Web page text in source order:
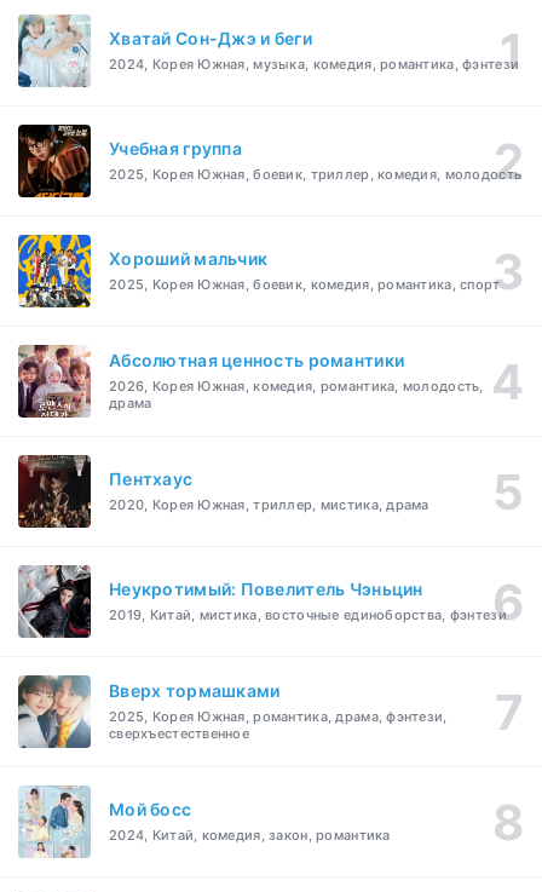
Хватай Сон-Джэ и беги
2024, Корея Южная, музыка, комедия, романтика, фэнтези
Учебная группа
2025, Корея Южная, боевик, триллер, комедия, молодость
Хороший мальчик
2025, Корея Южная, боевик, комедия, романтика, спорт
Абсолютная ценность романтики
2026, Корея Южная, комедия, романтика, молодость,
драма
Пентхаус
2020, Корея Южная, триллер, мистика, драма
Неукротимый: Повелитель Чэньцин
2019, Китай, мистика, восточные единоборства, фэнтези
Вверх тормашками
2025, Корея Южная, романтика, драма, фэнтези,
сверхъестественное
Мой босс
2024, Китай, комедия, закон, романтика